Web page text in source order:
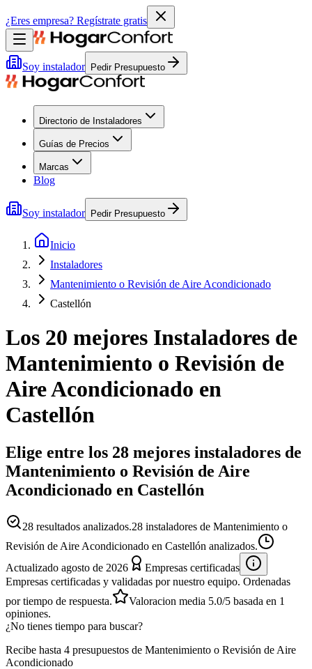
¿Eres empresa? Regístrate gratis
Soy instalador Pedir Presupuesto
Directorio de Instaladores
Guías de Precios
Marcas
Blog
Soy instalador Pedir Presupuesto
Inicio
Instaladores
Mantenimiento o Revisión de Aire Acondicionado
Castellón
Los 20 mejores Instaladores de
Mantenimiento o Revisión de
Aire Acondicionado en
Castellón
Elige entre los 28 mejores instaladores de
Mantenimiento o Revisión de Aire
Acondicionado en Castellón
28 resultados analizados.28 instaladores de Mantenimiento o
Revisión de Aire Acondicionado en Castellón analizados.
Actualizado agosto de 2026
Empresas certificadas
Empresas certificadas y validadas por nuestro equipo. Ordenadas
por tiempo de respuesta.
Valoracion media 5.0/5 basada en 1
opiniones.
¿No tienes tiempo para buscar?
Recibe hasta 4 presupuestos de Mantenimiento o Revisión de Aire
Acondicionado